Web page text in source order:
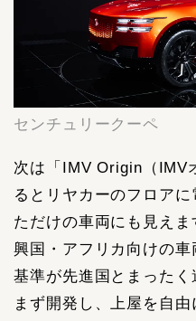
センチュリークーペ
次は「IMV Origin（IMV
るとリヤカーのフロア
ただけの車両にも見え
興国・アフリカ向けの
基準が先進国とまった
まず開発し、上屋を自